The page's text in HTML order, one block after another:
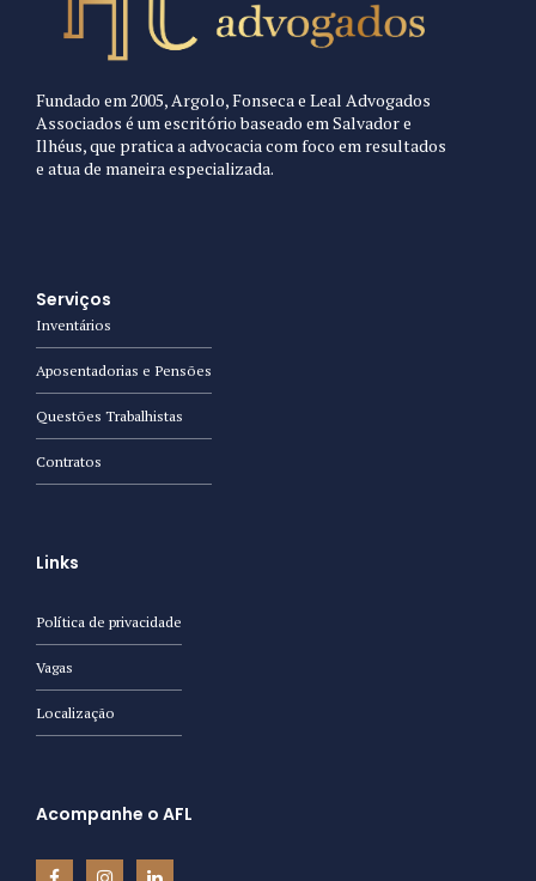
Preferred Service Time
Fundado em 2005, Argolo, Fonseca e Leal Advogados
Associados é um escritório baseado em Salvador e
Ilhéus, que pratica a advocacia com foco em resultados
e atua de maneira especializada.
Serviços
Inventários
Aposentadorias e Pensões
Questões Trabalhistas
Contratos
Links
Política de privacidade
Vagas
Localização
Acompanhe o AFL